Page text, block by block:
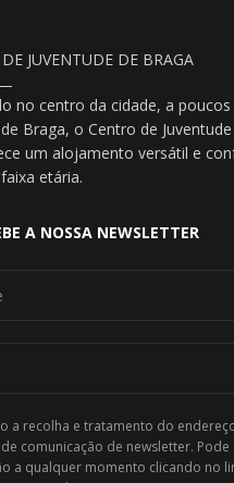
JUVENTUDE DE BRAGA
no centro da cidade, a
Braga, o Centro de
um alojamento versátil e
etária.
A NOSSA NEWSLETTER
a recolha e tratamento do
comunicação de newsletter. Pode
a qualquer momento clicando no